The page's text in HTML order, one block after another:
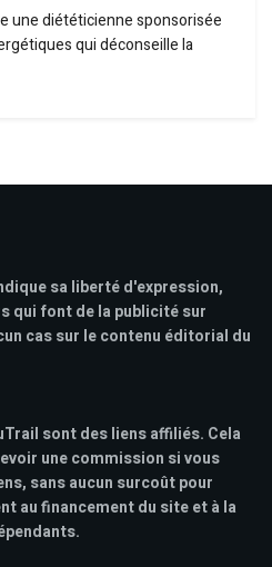
une diététicienne sponsorisée
qui déconseille la
sa liberté d'expression,
qui font de la publicité sur
cas sur le contenu éditorial du
sont des liens affiliés. Cela
une commission si vous
sans aucun surcoût pour
au financement du site et à la